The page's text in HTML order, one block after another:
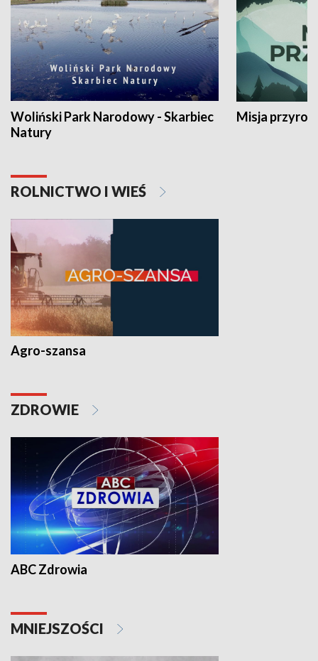
Woliński Park Narodowy - Skarbiec
Natury
Misja
ROLNICTWO I WIEŚ
Agro-szansa
ZDROWIE
ABC Zdrowia
MNIEJSZOŚCI